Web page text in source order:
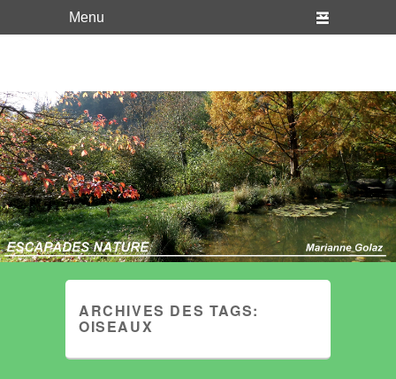
Just another WordPress site
ARCHIVES DES TAGS:
OISEAUX